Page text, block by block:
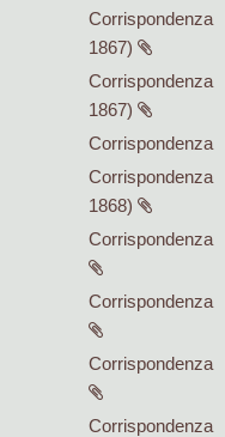
Corrispondenza
1867)
Corrispondenza
1867)
Corrispondenza
Corrispondenza
1868)
Corrispondenza
Corrispondenza
Corrispondenza
Corrispondenza